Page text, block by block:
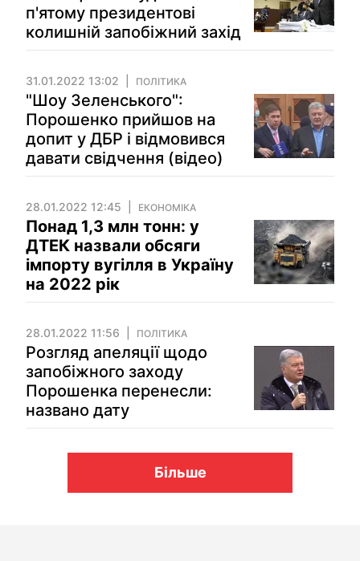
п'ятому президентові
колишній запобіжний захід
31.01.2022 13:02 ПОЛІТИКА
"Шоу Зеленського":
Порошенко прийшов на
допит у ДБР і відмовився
давати свідчення (відео)
28.01.2022 12:45 ЕКОНОМІКА
Понад 1,3 млн тонн: у
ДТЕК назвали обсяги
імпорту вугілля в Україну
на 2022 рік
28.01.2022 11:56 ПОЛІТИКА
Розгляд апеляції щодо
запобіжного заходу
Порошенка перенесли:
названо дату
Більше